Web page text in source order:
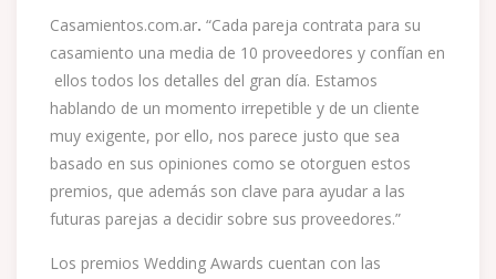
Casamientos.com.ar. “Cada pareja contrata para su
casamiento una media de 10 proveedores y confían en
ellos todos los detalles del gran día. Estamos
hablando de un momento irrepetible y de un cliente
muy exigente, por ello, nos parece justo que sea
basado en sus opiniones como se otorguen estos
premios, que además son clave para ayudar a las
futuras parejas a decidir sobre sus proveedores.”
Los premios Wedding Awards cuentan con las